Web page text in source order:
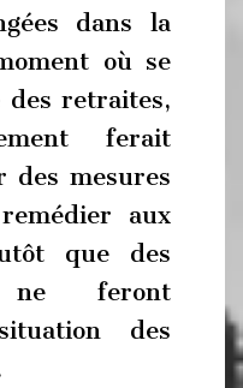
dans la
où se
retraites,
ferait
des mesures
aux
que des
ne feront
des